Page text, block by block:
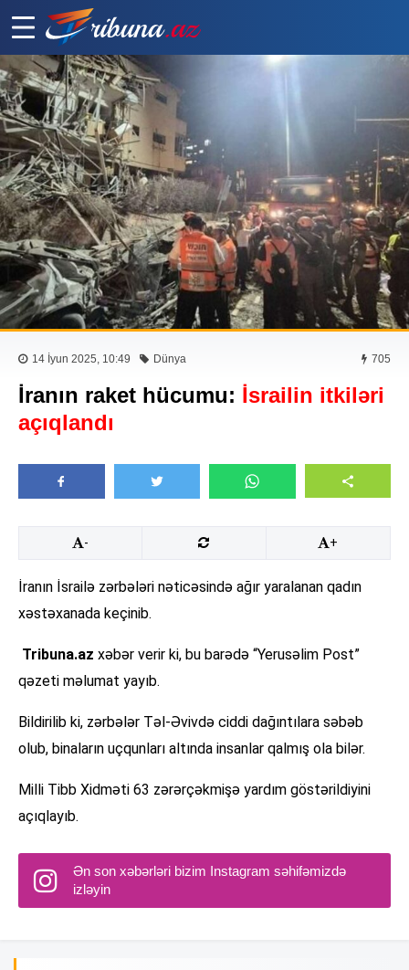
14 İyun 2025, 10:49 Dünya 705
İranın raket hücumu: İsrailin itkiləri
açıqlandı
- +
İranın İsrailə zərbələri nəticəsində ağır yaralanan qadın
xəstəxanada keçinib.
Tribuna.az xəbər verir ki, bu barədə “Yerusəlim Post”
qəzeti məlumat yayıb.
Bildirilib ki, zərbələr Təl-Əvivdə ciddi dağıntılara səbəb
olub, binaların uçqunları altında insanlar qalmış ola bilər.
Milli Tibb Xidməti 63 zərərçəkmişə yardım göstərildiyini
açıqlayıb.
Ən son xəbərləri bizim Instagram səhifəmizdə
izləyin